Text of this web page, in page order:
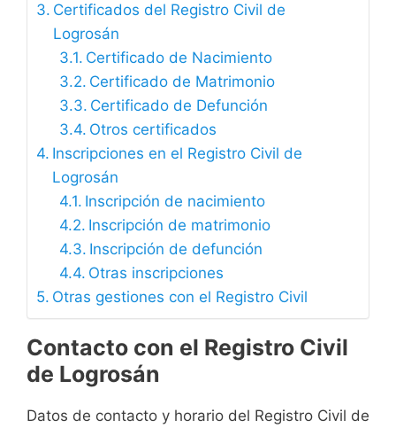
Certificados del Registro Civil de
Logrosán
Certificado de Nacimiento
Certificado de Matrimonio
Certificado de Defunción
Otros certificados
Inscripciones en el Registro Civil de
Logrosán
Inscripción de nacimiento
Inscripción de matrimonio
Inscripción de defunción
Otras inscripciones
Otras gestiones con el Registro Civil
Contacto con el Registro Civil
de Logrosán
Datos de contacto y horario del Registro Civil de